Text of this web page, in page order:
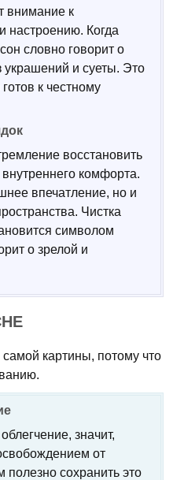
внимание к
настроению. Когда
словно говорит о
украшений и суеты. Это
к честному
восстановить
комфорта.
впечатление, но и
Чистка
символом
о зрелой и
картины, потому что
значит,
от
сохранить это